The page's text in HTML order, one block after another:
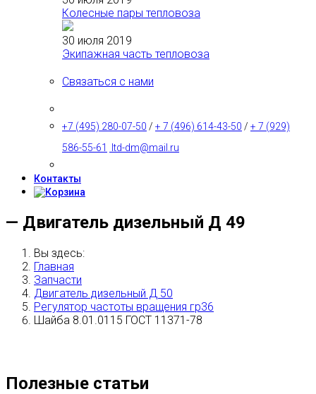
Колесные пары тепловоза
30 июля 2019
Экипажная часть тепловоза
Связаться с нами
+7 (495) 280-07-50 / + 7 (496) 614-43-50 / + 7 (929)
586-55-61
ltd-dm@mail.ru
Контакты
— Двигатель дизельный Д 49
Вы здесь:
Главная
Запчасти
Двигатель дизельный Д 50
Регулятор частоты вращения гр36
Шайба 8.01.0115 ГОСТ 11371-78
Полезные статьи